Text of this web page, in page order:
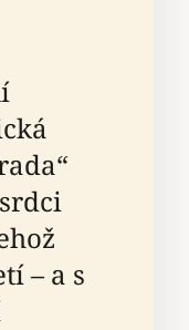
– a s